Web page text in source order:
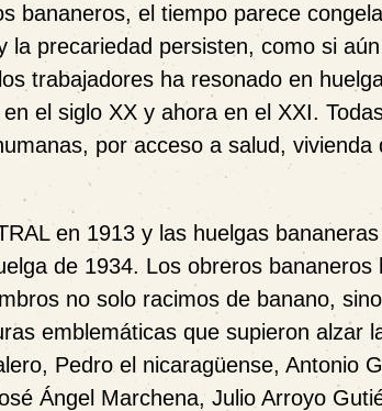
bananeros, el tiempo parece
la precariedad persisten, como si
trabajadores ha resonado en
el siglo XX y ahora en el XXI.
por acceso a salud,
en 1913 y las huelgas
de 1934. Los obreros
no solo racimos de banano,
emblemáticas que supieron alzar
Pedro el nicaragüense, Antonio
Ángel Marchena, Julio Arroyo